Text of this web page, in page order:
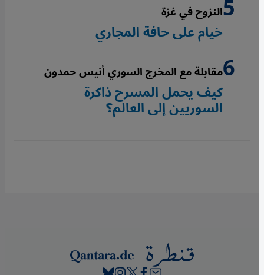
النزوح في غزة
خيام على حافة المجاري
مقابلة مع المخرج السوري أنيس حمدون
كيف يحمل المسرح ذاكرة
السوريين إلى العالم؟